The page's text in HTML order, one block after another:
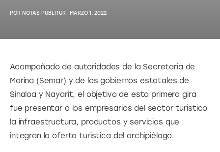
POR NOTAS PUBLITUR MARZO 1, 2022
Acompañado de autoridades de la Secretaría de
Marina (Semar) y de los gobiernos estatales de
Sinaloa y Nayarit, el objetivo de esta primera gira
fue presentar a los empresarios del sector turístico
la infraestructura, productos y servicios que
integran la oferta turística del archipiélago.